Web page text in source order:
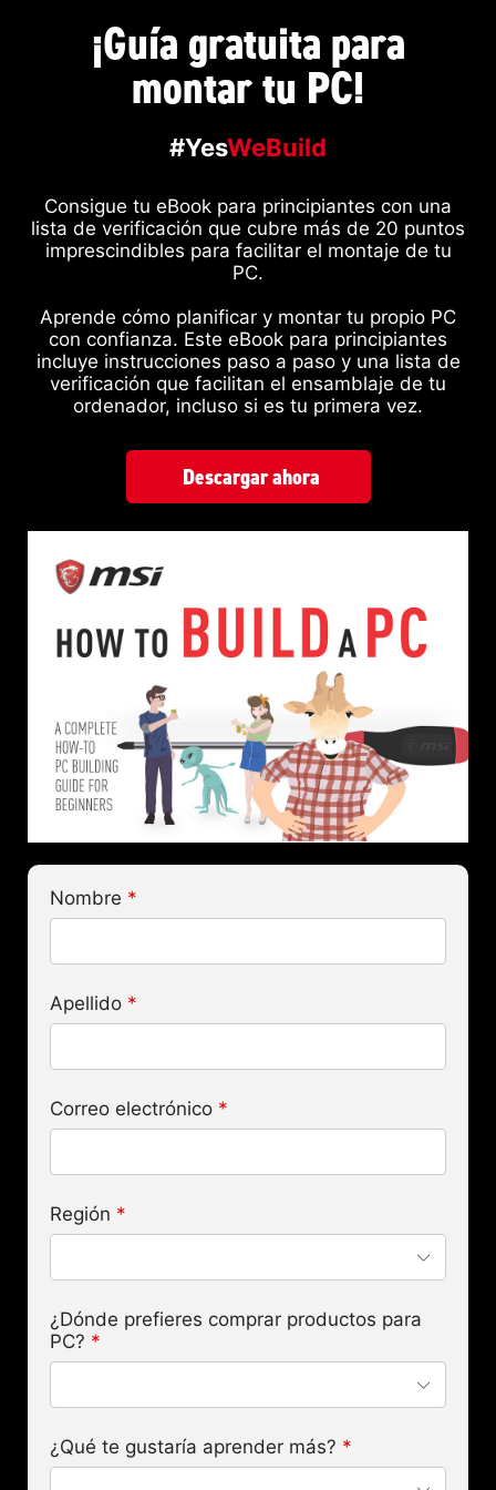
¡Guía gratuita para
montar tu PC!
#YesWeBuild
Consigue tu eBook para principiantes con una
lista de verificación que cubre más de 20 puntos
imprescindibles para facilitar el montaje de tu
PC.
Aprende cómo planificar y montar tu propio PC
con confianza. Este eBook para principiantes
incluye instrucciones paso a paso y una lista de
verificación que facilitan el ensamblaje de tu
ordenador, incluso si es tu primera vez.
Descargar ahora
Nombre *
Apellido *
Correo electrónico *
Región *
¿Dónde prefieres comprar productos para
PC? *
¿Qué te gustaría aprender más? *